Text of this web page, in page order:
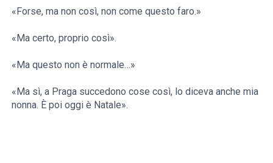
«Forse, ma non così, non come questo faro.»
«Ma certo, proprio così».
«Ma questo non è normale…»
«Ma sì, a Praga succedono cose così, lo diceva anche mia
nonna. È poi oggi è Natale».